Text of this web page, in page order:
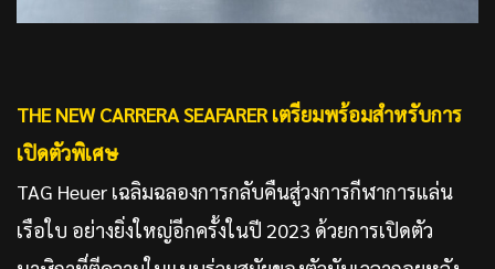
THE NEW CARRERA SEAFARER เตรียมพร้อมสำหรับการ
เปิดตัวพิเศษ
TAG Heuer เฉลิมฉลองการกลับคืนสู่วงการกีฬาการแล่น
เรือใบ อย่างยิ่งใหญ่อีกครั้งในปี 2023 ด้วยการเปิดตัว